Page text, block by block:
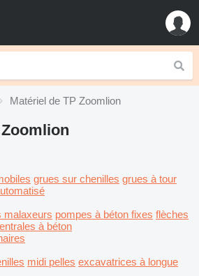
Matériel de TP Zoomlion
grues sur chenilles grues à tour
malaxeurs pompes à béton fixes flèches
à béton
midi pelles excavatrices à longue